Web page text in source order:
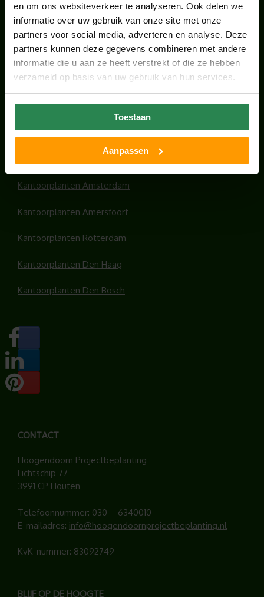
en om ons websiteverkeer te analyseren. Ook delen we
informatie over uw gebruik van onze site met onze
partners voor social media, adverteren en analyse. Deze
partners kunnen deze gegevens combineren met andere
informatie die u aan ze heeft verstrekt of die ze hebben
verzameld op basis van uw gebruik van hun services.
Toestaan
Aanpassen
ONS TEAM GROEIT VERDER
juni 17, 2026
Office plants
Kantoorplanten Amsterdam
Kantoorplanten Amersfoort
Kantoorplanten Rotterdam
Kantoorplanten Den Haag
Kantoorplanten Den Bosch
CONTACT
Hoogendoorn Projectbeplanting
Lichtschip 77
3991 CP Houten
Telefoonnummer: 030 – 6340010
E-mailadres: info@hoogendoornprojectbeplanting.nl
KvK-nummer: 83092749
BLIJF OP DE HOOGTE